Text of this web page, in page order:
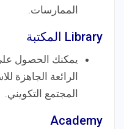
الممارسات.
Library المكتبة
يمكنك الحصول على
الرائعة الجاهزة
المجتمع التكويني.
Academy